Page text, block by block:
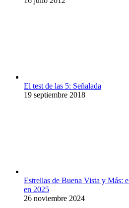
El test de las 5: Señalada
19 septiembre 2018
Estrellas de Buena Vista y Más:
en 2025
26 noviembre 2024